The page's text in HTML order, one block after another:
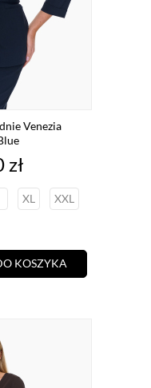
Venezia
zł
XL XXL
KOSZYKA